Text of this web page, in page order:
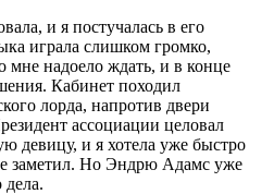
и я постучалась в его
играла слишком громко,
мне надоело ждать, и в конце
Кабинет походил
лорда, напротив двери
ассоциации целовал
девицу, и я хотела уже быстро
заметил. Но Эндрю Адамс уже
дела.